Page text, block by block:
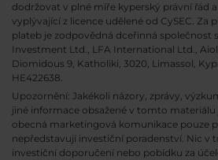
dodržovat v plné míře kyperský právní řád
vyplývající z licence udělené od CySEC. Za
plateb je zodpovědná dceřinná společnost
Investment Ltd., LFA International Ltd.,
Diomidous 9, Katholiki, 3020, Limassol,
HE422638.
Upozornění: Jakékoli názory, zprávy,
jiné informace obsažené v tomto
obecná marketingová komunikace pouze
nepředstavují investiční poradenství. Nic v
investiční doporučení nebo pobídku za